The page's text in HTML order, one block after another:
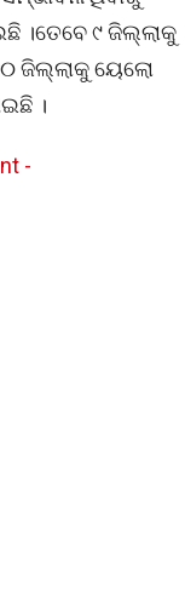
।ତେବେ ୯ ଜିଲ୍ଲାକୁ
ଜିଲ୍ଲାକୁ ୟେଲୋ
।